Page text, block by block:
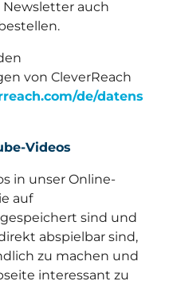
auch
von CleverReach
de/datens
Videos
in unser Online-
auf
sind und
abspielbar sind,
zu machen und
interessant zu